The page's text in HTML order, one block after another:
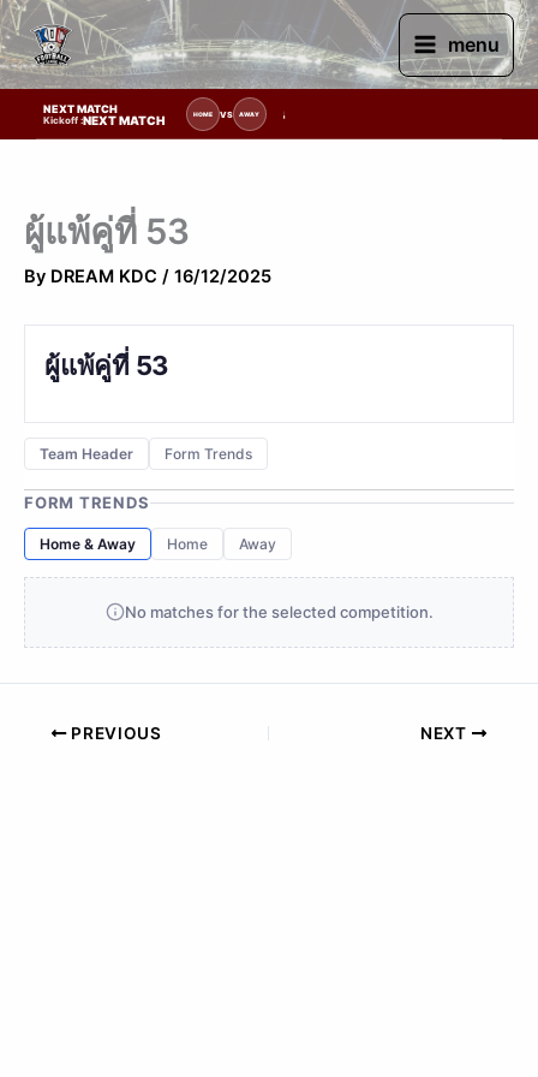
Skip
to
content
menu
NEXT MATCH
Kickoff :NEXT MATCH HOME VS AWAY
ายการแข่งขัน | รอระบุวันแข่งขัน | รอข้อมูลทีมแข่งขัน
ผู้แพ้คู่ที่ 53
By DREAM KDC / 16/12/2025
ผู้แพ้คู่ที่ 53
Team Header Form Trends
FORM TRENDS
Home & Away Home Away
No matches for the selected competition.
PREVIOUS NEXT